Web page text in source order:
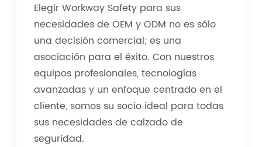
Elegir Workway Safety para sus
necesidades de OEM y ODM no es sólo
una decisión comercial; es una
asociación para el éxito. Con nuestros
equipos profesionales, tecnologías
avanzadas y un enfoque centrado en el
cliente, somos su socio ideal para todas
sus necesidades de calzado de
seguridad.